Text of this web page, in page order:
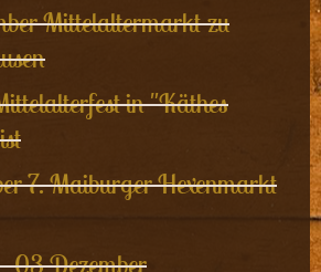
Mittelaltermarkt zu
in "Käthes
7. Maiburger Hexenmarkt
03 Dezember